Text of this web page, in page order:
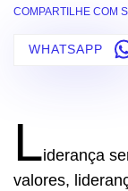
COMPARTILHE COM
WHATSAPP
Liderança
valores,